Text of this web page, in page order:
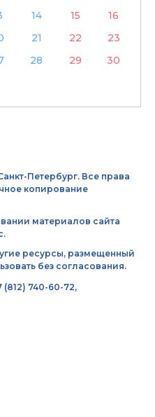
14 15
16
21 22
23
28 29
30
Петербург. Все права
копирование
материалов сайта
ресурсы, размещенный
без согласования.
(812) 740-60-72,